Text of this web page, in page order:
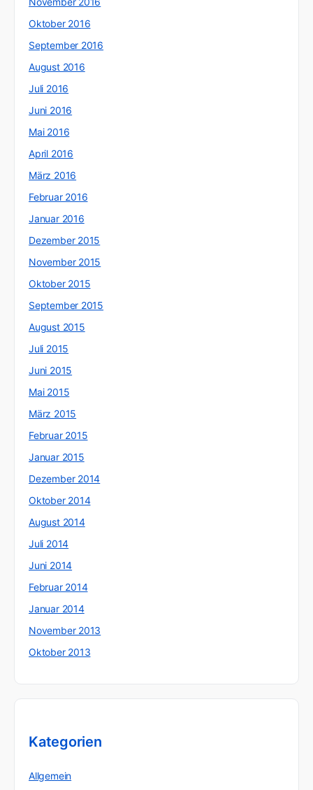
Oktober 2016
September 2016
August 2016
Juli 2016
Juni 2016
Mai 2016
April 2016
März 2016
Februar 2016
Januar 2016
Dezember 2015
November 2015
Oktober 2015
September 2015
August 2015
Juli 2015
Juni 2015
Mai 2015
März 2015
Februar 2015
Januar 2015
Dezember 2014
Oktober 2014
August 2014
Juli 2014
Juni 2014
Februar 2014
Januar 2014
November 2013
Oktober 2013
Kategorien
Allgemein